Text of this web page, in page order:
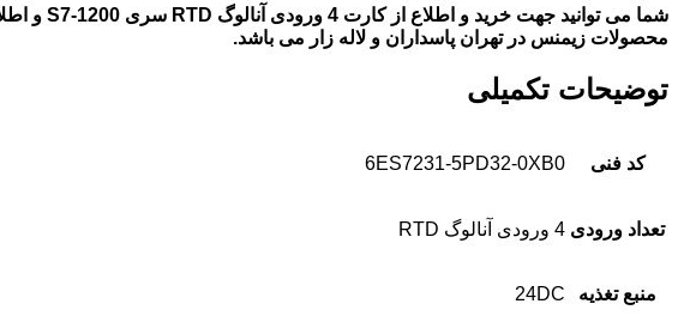
شما می توانید جهت خرید و اطلاع از کارت 4 ورودی آنالوگ RTD سری S7-1200 و
محصولات زیمنس در تهران پاسداران و لاله زار می باشد.
توضیحات تکمیلی
کد فنی 6ES7231-5PD32-0XB0
تعداد ورودی 4 ورودی آنالوگ RTD
منبع تغذیه 24DC